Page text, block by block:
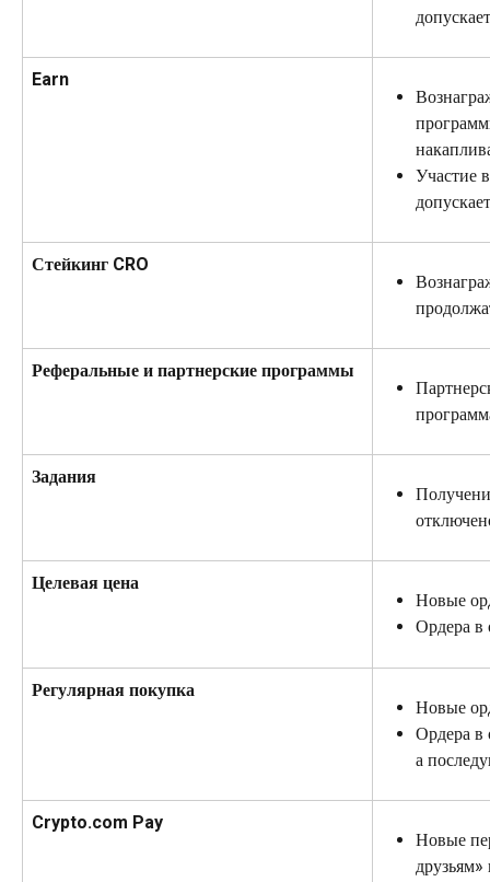
Earn
Участие
Стейкинг CRO
Реферальные и партнерские программы
Задания
Целевая цена
Новые
Ордера в
Регулярная покупка
Новые
Ордера в
а
Crypto.com Pay
Новые
друзьям»